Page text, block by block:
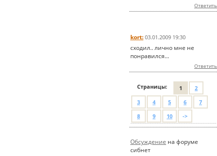
Ответить
kort: 03.01.2009 19:30
сходил.. лично мне не
понравился...
Ответить
Страницы: 1
2
3
4 5 6
7
8
9 10 ->
Обсуждение на форуме
сибнет